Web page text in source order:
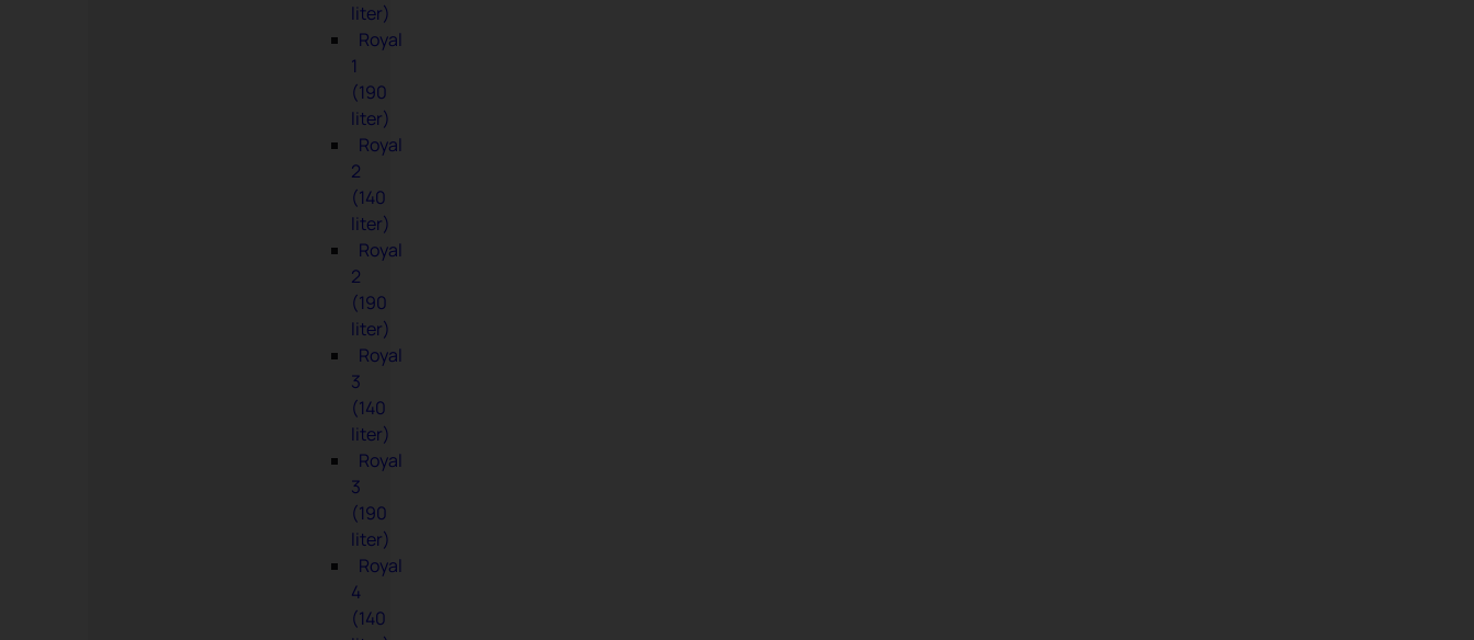
liter)
Royal
1
(190
liter)
Royal
2
(140
liter)
Royal
2
(190
liter)
Royal
3
(140
liter)
Royal
3
(190
liter)
Royal
4
(140